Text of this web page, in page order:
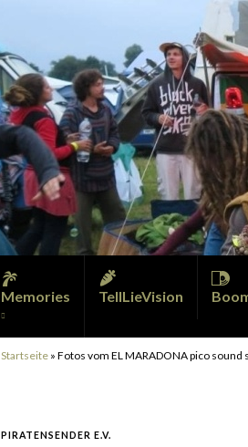
Memories TellLieVision
Startseite » Fotos vom EL MARADONA pico sound
PIRATENSENDER E.V.